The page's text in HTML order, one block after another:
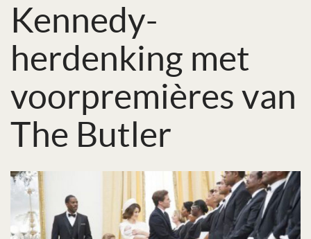
Kennedy-
herdenking met
voorpremières van
The Butler